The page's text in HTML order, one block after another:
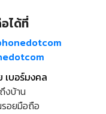
ได้ที่
เบอร์มงคล
งบ้าน
อยมือถือ